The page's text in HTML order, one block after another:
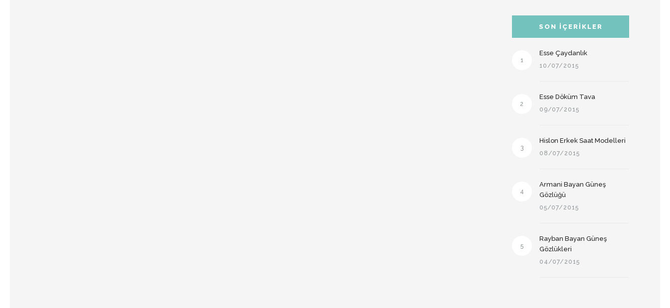
SON İÇERIKLER
1
Esse Çaydanlık
10/07/2015
2
Esse Döküm Tava
09/07/2015
3
Hislon Erkek Saat Modelleri
08/07/2015
4
Armani Bayan Güneş
Gözlüğü
05/07/2015
5
Rayban Bayan Güneş
Gözlükleri
04/07/2015